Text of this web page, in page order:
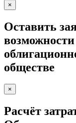
×
Оставить
обществе
×
Расчёт